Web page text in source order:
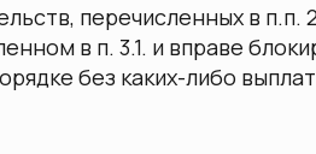
перечисленных в п.п.
в п. 3.1. и вправе
без каких-либо